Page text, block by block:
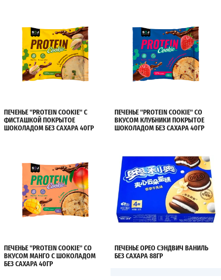
ПЕЧЕНЬЕ "PROTEIN COOKIE" С
ФИСТАШКОЙ ПОКРЫТОЕ
ШОКОЛАДОМ БЕЗ САХАРА 40ГР
ПЕЧЕНЬЕ "PROTEIN COOKIE" СО
ВКУСОМ КЛУБНИКИ ПОКРЫТОЕ
ШОКОЛАДОМ БЕЗ САХАРА 40ГР
ПЕЧЕНЬЕ "PROTEIN COOKIE" СО
ВКУСОМ МАНГО С ШОКОЛАДОМ
БЕЗ САХАРА 40ГР
ПЕЧЕНЬЕ ОРЕО СЭНДВИЧ ВАНИЛЬ
БЕЗ САХАРА 88ГР